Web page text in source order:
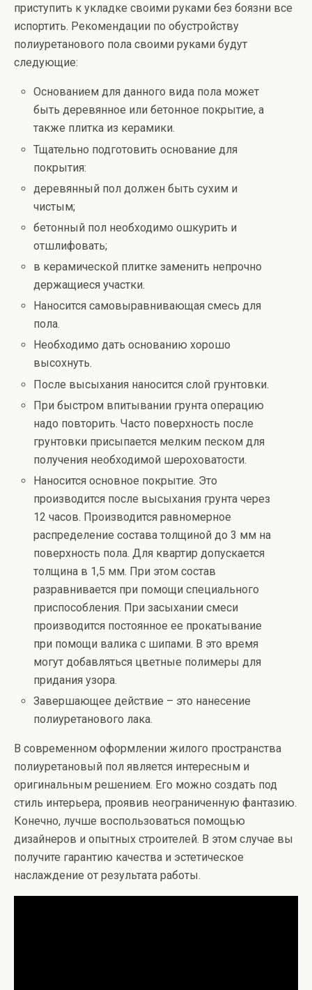
приступить к укладке своими руками без боязни все
испортить. Рекомендации по обустройству
полиуретанового пола своими руками будут
следующие:
Основанием для данного вида пола может
быть деревянное или бетонное покрытие, а
также плитка из керамики.
Тщательно подготовить основание для
покрытия:
деревянный пол должен быть сухим и
чистым;
бетонный пол необходимо ошкурить и
отшлифовать;
в керамической плитке заменить непрочно
держащиеся участки.
Наносится самовыравнивающая смесь для
пола.
Необходимо дать основанию хорошо
высохнуть.
После высыхания наносится слой грунтовки.
При быстром впитывании грунта операцию
надо повторить. Часто поверхность после
грунтовки присыпается мелким песком для
получения необходимой шероховатости.
Наносится основное покрытие. Это
производится после высыхания грунта через
12 часов. Производится равномерное
распределение состава толщиной до 3 мм на
поверхность пола. Для квартир допускается
толщина в 1,5 мм. При этом состав
разравнивается при помощи специального
приспособления. При засыхании смеси
производится постоянное ее прокатывание
при помощи валика с шипами. В это время
могут добавляться цветные полимеры для
придания узора.
Завершающее действие – это нанесение
полиуретанового лака.
В современном оформлении жилого пространства
полиуретановый пол является интересным и
оригинальным решением. Его можно создать под
стиль интерьера, проявив неограниченную фантазию.
Конечно, лучше воспользоваться помощью
дизайнеров и опытных строителей. В этом случае вы
получите гарантию качества и эстетическое
наслаждение от результата работы.